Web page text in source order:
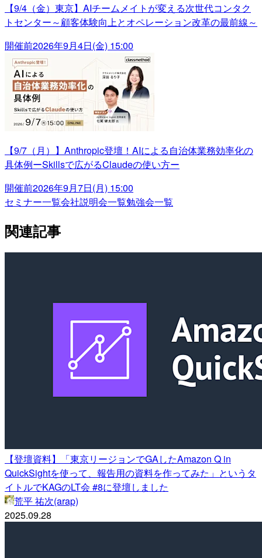
【9/4（金）東京】AIチームメイトが変える次世代コンタク
トセンター～顧客体験向上とオペレーション改革の最前線～
開催前2026年9月4日(金) 15:00
【9/7（月）】Anthropic登壇！AIによる自治体業務効率化の
具体例ーSkillsで広がるClaudeの使い方ー
開催前2026年9月7日(月) 15:00
セミナー一覧会社説明会一覧勉強会一覧
関連記事
【登壇資料】「東京リージョンでGAしたAmazon Q in
QuickSightを使って、報告用の資料を作ってみた」というタ
イトルでKAGのLT会 #8に登壇しました
荒平 祐次(arap)
2025.09.28